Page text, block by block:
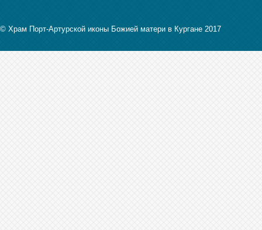
© Храм Порт-Артурской иконы Божией матери в Кургане 2017